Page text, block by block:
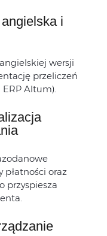
i
wersji
przeliczeń
Altum).
oraz
przyspiesza